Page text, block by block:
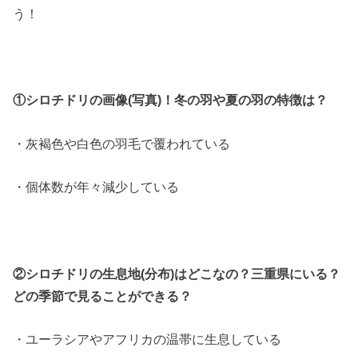
う！
①シロチドリの画像(写真)！冬の羽や夏の羽の特徴は？
・灰褐色や白色の羽毛で覆われている
・個体数が年々減少している
②シロチドリの生息地(分布)はどこなの？三重県にいる？
どの季節で見ることができる？
・ユーラシアやアフリカの温帯に生息している